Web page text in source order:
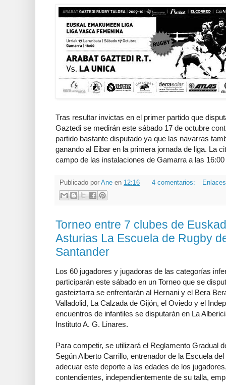
Tras resultar invictas en el primer partido que
Gaztedi se medirán este sábado 17 de octubre
partido bastante disputado ya que las navarras
ganando al Eibar en la primera jornada de liga. La
campo de las instalaciones de Gamarra a las
Publicado por Ane en 12:16 4 comentarios:
Torneo entre 7 clubes de
Asturias La Escuela de Rugby
Santander
Los 60 jugadores y jugadoras de las categorías
participarán este sábado en un Torneo que se
gasteiztarra se enfrentarán al Hernani y el Bera
Valladolid, La Calzada de Gijón, el Oviedo y el
encuentros de infantiles se disputarán en La
Instituto A. G. Linares.
Para competir, se utilizará el Reglamento Gradual
Según Alberto Carrillo, entrenador de la Escuela
adecuar este deporte a las edades de los
contendientes, independientemente de su talla,